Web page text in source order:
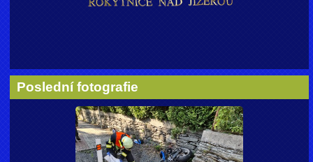
Poslední fotografie